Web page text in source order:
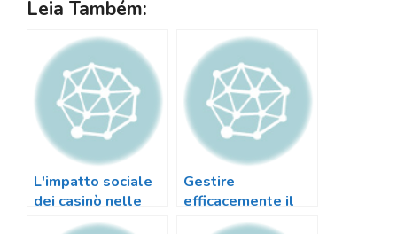
e
b
o
ok
itt
er
e
sk
y
l gl
e
Tr
a
n
sl
at
e
Leia Também:
L'impatto sociale
dei casinò nelle
comunità moderne
Gestire
efficacemente il
proprio budget nel